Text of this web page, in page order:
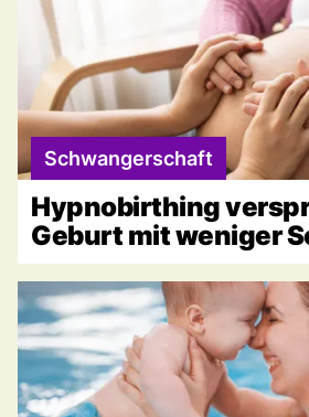
Schwangerschaft
Hypnobirthing
Geburt mit weniger